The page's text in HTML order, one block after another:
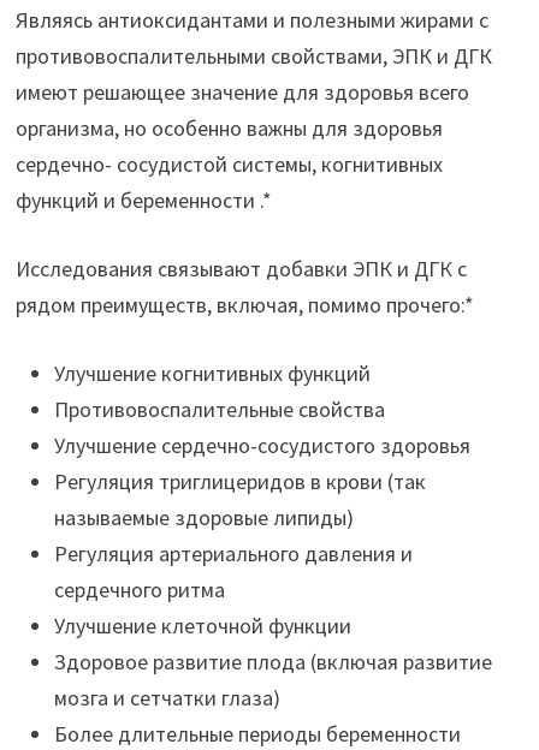
Являясь антиоксидантами и полезными жирами с
противовоспалительными свойствами, ЭПК и ДГК
имеют решающее значение для здоровья всего
организма, но особенно важны для здоровья
сердечно- сосудистой системы, когнитивных
функций и беременности .*
Исследования связывают добавки ЭПК и ДГК с
рядом преимуществ, включая, помимо прочего:*
Улучшение когнитивных функций
Противовоспалительные свойства
Улучшение сердечно-сосудистого здоровья
Регуляция триглицеридов в крови (так
называемые здоровые липиды)
Регуляция артериального давления и
сердечного ритма
Улучшение клеточной функции
Здоровое развитие плода (включая развитие
мозга и сетчатки глаза)
Более длительные периоды беременности